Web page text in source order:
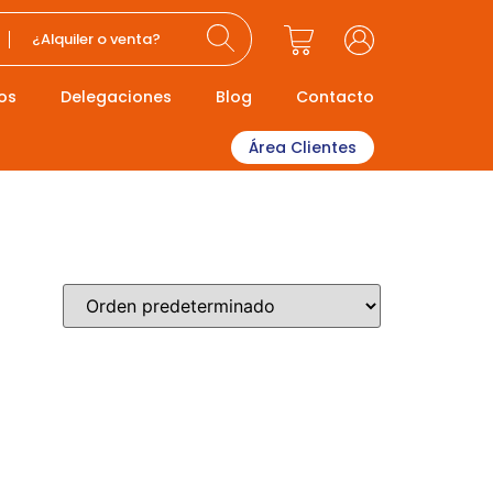
¿Alquiler o venta?
Delegaciones Blog Contacto
Área Clientes